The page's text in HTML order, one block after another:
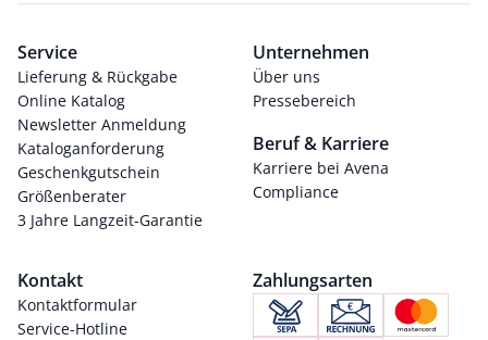
Service
Lieferung & Rückgabe
Online Katalog
Newsletter Anmeldung
Kataloganforderung
Geschenkgutschein
Größenberater
3 Jahre Langzeit-Garantie
Unternehmen
Über uns
Pressebereich
Beruf & Karriere
Karriere bei Avena
Compliance
Kontakt
Kontaktformular
Service-Hotline
Zahlungsarten